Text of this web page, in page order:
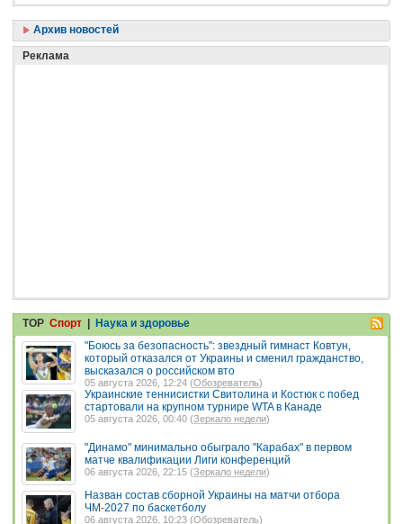
Архив новостей
Реклама
TOP Спорт
Наука и здоровье
"Боюсь за безопасность": звездный гимнаст Ковтун,
который отказался от Украины и сменил гражданство,
высказался о российском вто
05 августа 2026, 12:24 (Обозреватель)
Украинские теннисистки Свитолина и Костюк с побед
стартовали на крупном турнире WTA в Канаде
05 августа 2026, 00:40 (Зеркало недели)
"Динамо" минимально обыграло "Карабах" в первом
матче квалификации Лиги конференций
06 августа 2026, 22:15 (Зеркало недели)
Назван состав сборной Украины на матчи отбора
ЧМ-2027 по баскетболу
06 августа 2026, 10:23 (Обозреватель)